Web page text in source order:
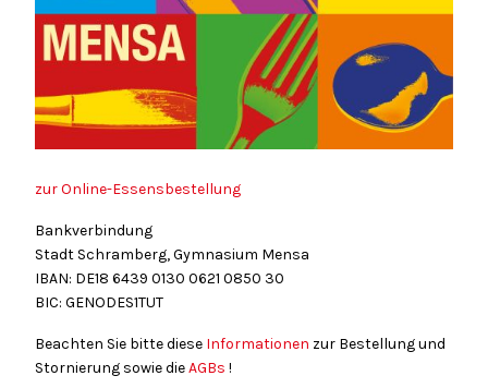
zur Online-Essensbestellung
Bankverbindung
Stadt Schramberg, Gymnasium Mensa
IBAN: DE18 6439 0130 0621 0850 30
BIC: GENODES1TUT
Beachten Sie bitte diese Informationen zur Bestellung und
Stornierung sowie dieAGBs !